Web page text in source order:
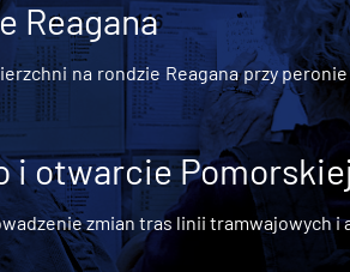
Reagana
na rondzie Reagana przy
i otwarcie
zmian tras linii tramwajowych i